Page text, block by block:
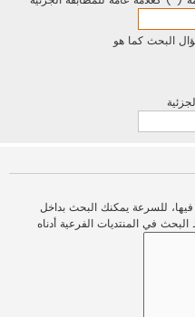
البحث كما هو
فيها، للسرعة يمكنك البحث بداخل
البحث في المنتديات الفرعية أدناه